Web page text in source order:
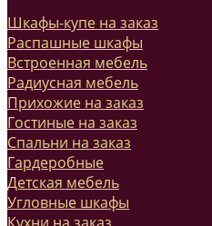
Шкафы-купе на заказ
Распашные шкафы
Встроенная мебель
Радиусная мебель
Прихожие на заказ
Гостиные на заказ
Спальни на заказ
Гардеробные
Детская мебель
Угловные шкафы